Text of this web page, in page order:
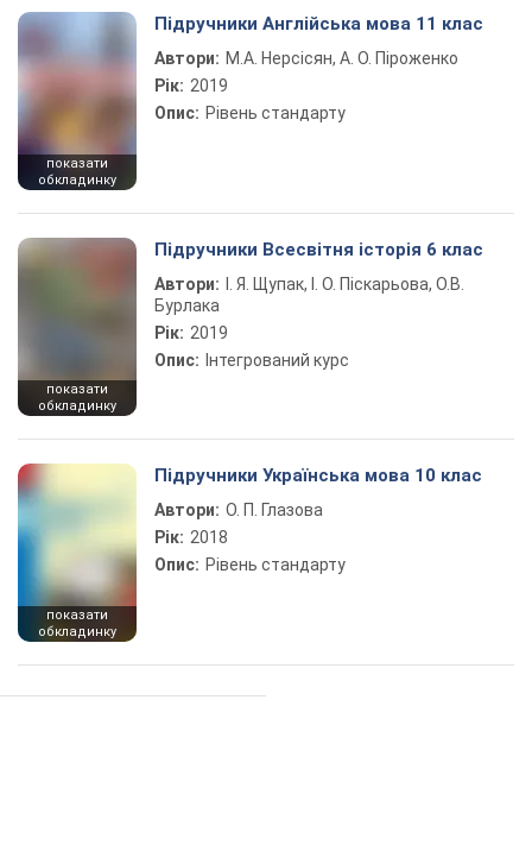
показати
обкладинку
Підручники Англійська мова 11 клас
Автори: М.А. Нерсісян, А. О. Піроженко
Рік: 2019
Опис: Рівень стандарту
показати
обкладинку
Підручники Всесвітня історія 6 клас
Автори:
І. Я. Щупак, І. О. Піскарьова, О.В.
Бурлака
Рік: 2019
Опис: Інтегрований курс
показати
обкладинку
Підручники Українська мова 10 клас
Автори: О. П. Глазова
Рік: 2018
Опис: Рівень стандарту